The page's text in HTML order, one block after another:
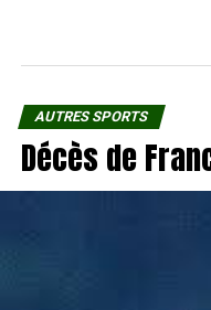
AUTRES SPORTS
Décès de